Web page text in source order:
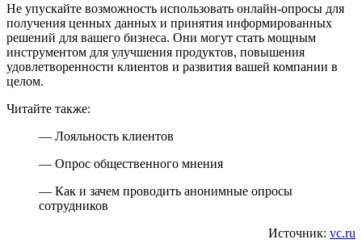
Не упускайте возможность использовать онлайн-опросы для
получения ценных данных и принятия информированных
решений для вашего бизнеса. Они могут стать мощным
инструментом для улучшения продуктов, повышения
удовлетворенности клиентов и развития вашей компании в
целом.
Читайте также:
— Лояльность клиентов
— Опрос общественного мнения
— Как и зачем проводить анонимные опросы
сотрудников
Источник: vc.ru